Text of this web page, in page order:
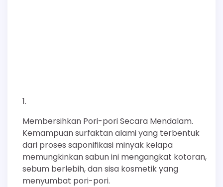
Membersihkan Pori-pori Secara Mendalam.
Kemampuan surfaktan alami yang terbentuk
dari proses saponifikasi minyak kelapa
memungkinkan sabun ini mengangkat kotoran,
sebum berlebih, dan sisa kosmetik yang
menyumbat pori-pori.